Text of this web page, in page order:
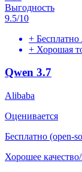
Выгодность
9.5/10
+ Бесплатно
+ Хорошая
Qwen 3.7
Alibaba
Оценивается
Бесплатно (open-
Хорошее